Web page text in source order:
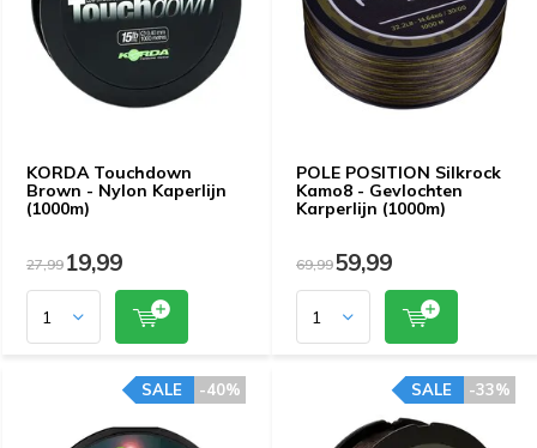
KORDA Touchdown
Brown - Nylon Kaperlijn
(1000m)
27,9919,99
POLE POSITION Silkrock
Kamo8 - Gevlochten
Karperlijn (1000m)
69,9959,99
-40%
SALE -33%
SALE